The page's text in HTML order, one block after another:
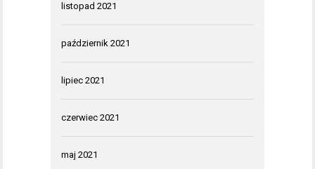
listopad 2021
październik 2021
lipiec 2021
czerwiec 2021
maj 2021